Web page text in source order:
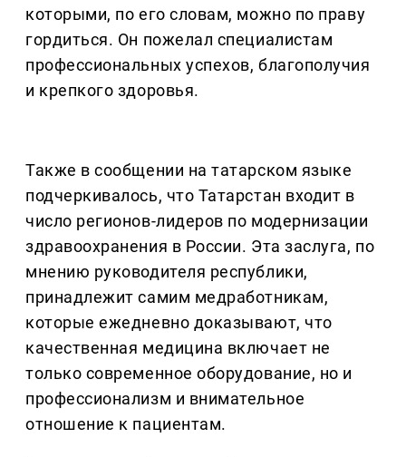
которыми, по его словам, можно по праву
гордиться. Он пожелал специалистам
профессиональных успехов, благополучия
и крепкого здоровья.
Также в сообщении на татарском языке
подчеркивалось, что Татарстан входит в
число регионов-лидеров по модернизации
здравоохранения в России. Эта заслуга, по
мнению руководителя республики,
принадлежит самим медработникам,
которые ежедневно доказывают, что
качественная медицина включает не
только современное оборудование, но и
профессионализм и внимательное
отношение к пациентам.